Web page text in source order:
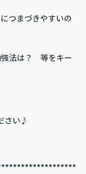
つまづきやすいの
強法は？ 等をキー
さい♪